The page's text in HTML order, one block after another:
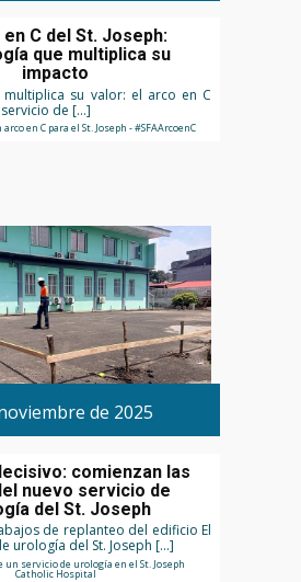
en C del St. Joseph:
que multiplica su
impacto
multiplica su valor: el arco en C
servicio de […]
en C para el St. Joseph - #SFAArcoenC
de 2025
comienzan las
nuevo servicio de
del St. Joseph
de replanteo del edificio El
urología del St. Joseph […]
un servicio de urología en el St. Joseph
Catholic Hospital